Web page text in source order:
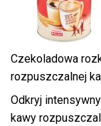
Czekoladowa
rozpuszczalnej
Odkryj
kawy